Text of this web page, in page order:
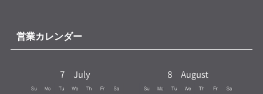
営業カレンダー